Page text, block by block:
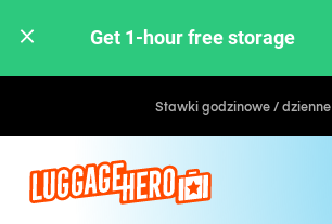
Get 1-hour free storage
Stawki godzinowe / dzienne